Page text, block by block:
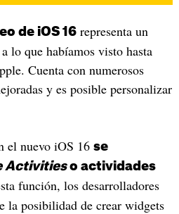
de iOS 16representa un
lo que habíamos visto hasta
Cuenta con numerosos
y es posible personalizar
el nuevo iOS 16 se
Activitieso actividades
función, los desarrolladores
la posibilidad de crear widgets